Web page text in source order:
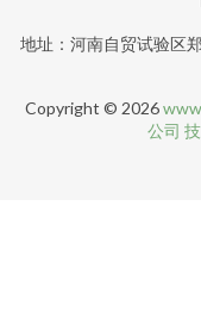
地址：河南自贸试验区
Copyright © 2026
公司